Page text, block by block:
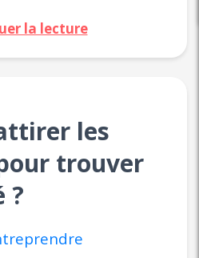
la lecture
les
trouver
?